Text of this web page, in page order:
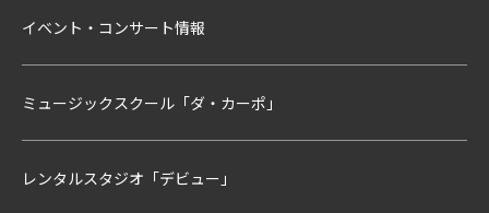
イベント・コンサート情報
ミュージックスクール「ダ・カーポ」
レンタルスタジオ「デビュー」